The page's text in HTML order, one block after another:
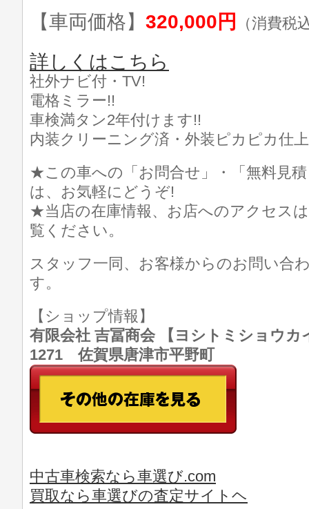
【車両価格】 320,000円 （消費税
詳しくはこちら
社外ナビ付・TV!
電格ミラー!!
車検満タン2年付けます!!
内装クリーニング済・外装ピカピカ仕
★この車への「お問合せ」・「無料見
は、お気軽にどうぞ!
★当店の在庫情報、お店へのアクセス
覧ください。
スタッフ一同、お客様からのお問い合
す。
【ショップ情報】
有限会社 吉冨商会 【ヨシトミショウ
1271 佐賀県唐津市平野町
中古車検索なら車選び.com
買取なら車選びの査定サイトヘ